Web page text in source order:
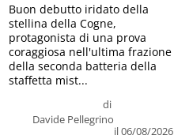
di
Davide Pellegrino
il 06/08/2026
Buon debutto iridato della
stellina della Cogne,
protagonista di una prova
coraggiosa nell'ultima frazione
della seconda batteria della
staffetta mist...